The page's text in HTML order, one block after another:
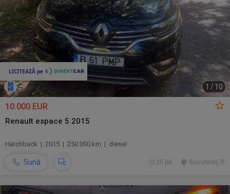
1 / 10
10.000 EUR
Renault espace 5 2015
Hatchback | 2015 | 250.000 km | diesel
Sună Bucuresti, IF
25 jul.